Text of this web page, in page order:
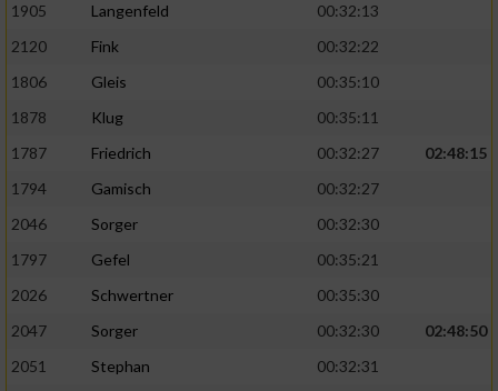
1905
Langenfeld
00:32:13
2120
Fink
00:32:22
1806
Gleis
00:35:10
1878
Klug
00:35:11
1787
Friedrich 00:32:27
02:48:15
1794
Gamisch
00:32:27
2046
Sorger
00:32:30
1797
Gefel
00:35:21
2026
Schwertner
00:35:30
2047
Sorger 00:32:30
02:48:50
2051
Stephan
00:32:31